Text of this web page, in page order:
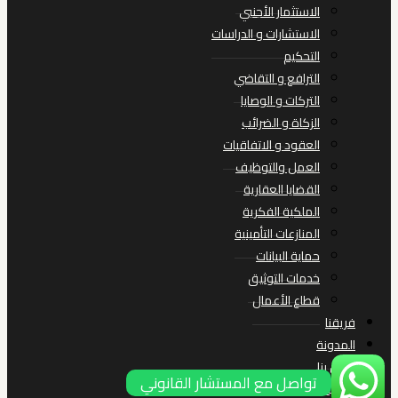
تواصل مع المستشار القانوني
الاستثمار الأجنبي
الاستشارات و الدراسات
التحكيم
الترافع و التقاضي
التركات و الوصايا
الزكاة و الضرائب
العقود و الاتفاقيات
العمل والتوظيف
القضايا العقارية
الملكية الفكرية
المنازعات التأمينية
حماية البيانات
خدمات التوثيق
قطاع الأعمال
فريقنا
المدونة
اتصل بنا
العربية